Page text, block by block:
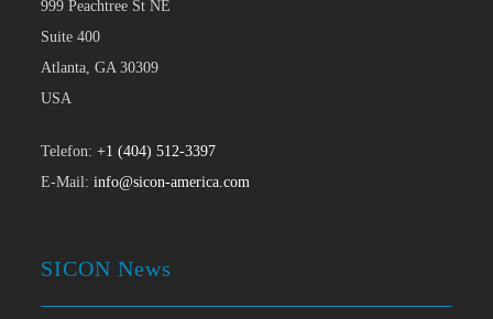
999 Peachtree St NE
Suite 400
Atlanta, GA 30309
USA
Telefon:+1 (404) 512-3397
E-Mail:info@sicon-america.com
SICON News